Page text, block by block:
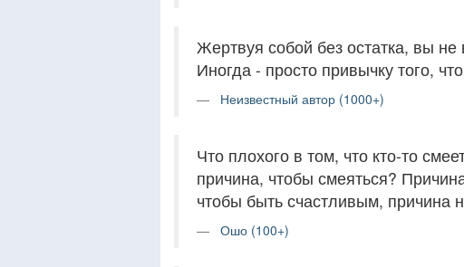
Жертвуя собой без остатка, вы не
Иногда - просто привычку того,
Неизвестный автор (1000+)
Что плохого в том, что кто-то
причина, чтобы смеяться?
чтобы быть счастливым, причина
Ошо (100+)